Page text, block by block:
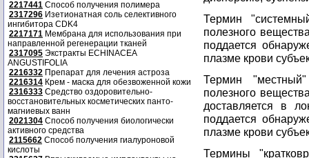
2217441 Способ получения полимера
2317296 Изетионатная соль селективного
ингибитора CDK4
2217171 Мембрана для использования при
направленной регенерации тканей
2317095 Экстракты ECHINACEA
ANGUSTIFOLIA
2216332 Препарат для лечения астроза
2216314 Крем - маска для обезвоженной кожи
2316333 Средство оздоровительно-
восстановительных косметических панто-
магниевых ванн
2021304 Способ получения биологически
активного средства
2115662 Способ получения гиалуроновой
кислоты
Термин
полезного
поддается
плазме крови
Термин
полезного
доставляется в
поддается
плазме крови
Термины